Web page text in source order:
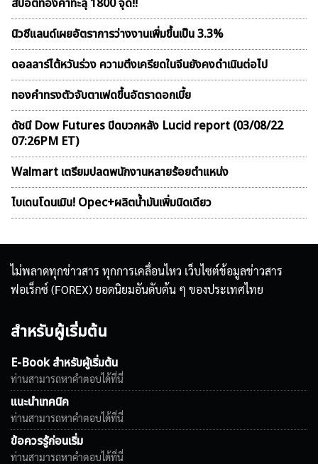
สปอตทองคำทะลุ 1800 จุด!!
นิวซีแลนด์เผยอัตราการว่างงานเพิ่มขึ้นเป็น 3.3%
ดอลลาร์ไต้หวันร่วง ความตึงเครียดในจีนยังคงดำเนินต่อไป
ทองคำทรงตัวจับตาเฟดขึ้นอัตราดอกเบี้ย
ดัชนี Dow Futures ปิดบวกหลัง Lucid report (03/08/22
07:26PM ET)
Walmart เตรียมปลดพนักงานหลายร้อยตำแหน่ง
ไบเดนโดนเมิน! Opec+ผลิตน้ำมันเพิ่มนิดเดียว
ไม่พลาดทุกข่าวสาร ทุกการเคลื่อนไหว เว็บไซต์ข้อมูลข่าวสาร
ฟอเร็กซ์ (FOREX) ยอดนิยมอันดับต้น ๆ ของประเทศไทย
สำหรับผู้เริ่มต้น
E-Book สำหรับผู้เริ่มต้น
ท่านสามารถหาคำตอบได้ที่นี่
แนะนำเทคนิค
ท่านสามารถหาคำตอบได้ที่นี่
ข้อควรรู้ก่อนเริ่ม
ท่านสามารถหาคำตอบได้ที่นี่